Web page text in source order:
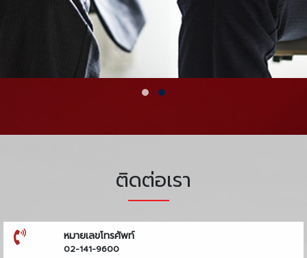
ติดต่อเรา
หมายเลขโทรศัพท์
02-141-9600